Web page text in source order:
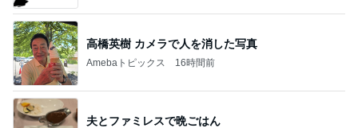
高橋英樹 カメラで人を消した写真
Amebaトピックス 16時間前
夫とファミレスで晩ごはん